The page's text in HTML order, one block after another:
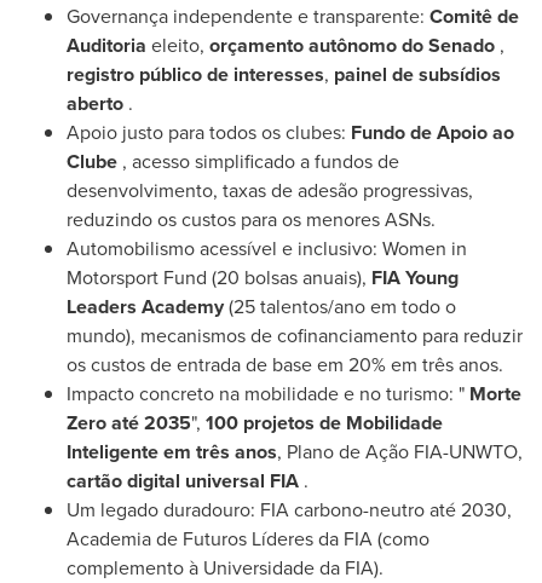
Governança independente e transparente: Comitê de
Auditoria eleito, orçamento autônomo do Senado ,
registro público de interesses, painel de subsídios
aberto .
Apoio justo para todos os clubes: Fundo de Apoio ao
Clube , acesso simplificado a fundos de
desenvolvimento, taxas de adesão progressivas,
reduzindo os custos para os menores ASNs.
Automobilismo acessível e inclusivo: Women in
Motorsport Fund (20 bolsas anuais), FIA Young
Leaders Academy(25 talentos/ano em todo o
mundo), mecanismos de cofinanciamento para reduzir
os custos de entrada de base em 20% em três anos.
Impacto concreto na mobilidade e no turismo: " Morte
Zero até 2035", 100 projetos de Mobilidade
Inteligente em três anos, Plano de Ação FIA-UNWTO,
cartão digital universal FIA .
Um legado duradouro: FIA carbono-neutro até 2030,
Academia de Futuros Líderes da FIA (como
complemento à Universidade da FIA).